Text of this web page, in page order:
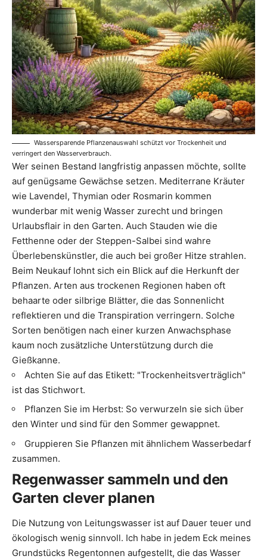
Wassersparende Pflanzenauswahl schützt vor Trockenheit und
verringert den Wasserverbrauch.
Wer seinen Bestand langfristig anpassen möchte, sollte
auf genügsame Gewächse setzen. Mediterrane Kräuter
wie Lavendel, Thymian oder Rosmarin kommen
wunderbar mit wenig Wasser zurecht und bringen
Urlaubsflair in den Garten. Auch Stauden wie die
Fetthenne oder der Steppen-Salbei sind wahre
Überlebenskünstler, die auch bei großer Hitze strahlen.
Beim Neukauf lohnt sich ein Blick auf die Herkunft der
Pflanzen. Arten aus trockenen Regionen haben oft
behaarte oder silbrige Blätter, die das Sonnenlicht
reflektieren und die Transpiration verringern. Solche
Sorten benötigen nach einer kurzen Anwachsphase
kaum noch zusätzliche Unterstützung durch die
Gießkanne.
Achten Sie auf das Etikett: "Trockenheitsverträglich"
ist das Stichwort.
Pflanzen Sie im Herbst: So verwurzeln sie sich über
den Winter und sind für den Sommer gewappnet.
Gruppieren Sie Pflanzen mit ähnlichem Wasserbedarf
zusammen.
Regenwasser sammeln und den
Garten clever planen
Die Nutzung von Leitungswasser ist auf Dauer teuer und
ökologisch wenig sinnvoll. Ich habe in jedem Eck meines
Grundstücks Regentonnen aufgestellt, die das Wasser